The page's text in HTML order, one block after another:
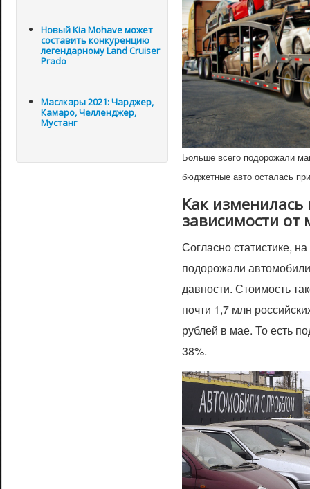
Новый Kia Mohave может
составить конкуренцию
легендарному Land Cruiser
Prado
Маслкары 2021: Чарджер,
Камаро, Челленджер,
Мустанг
Больше всего подорожали
бюджетные авто осталась
Как
зависимости
Согласно статистике,
подорожали
давности. Стоимость
почти 1,7 млн
рублей в мае. То есть
38%.